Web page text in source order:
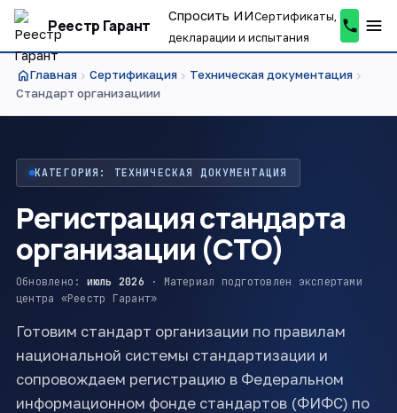
Реестр Гарант
Спросить ИИСертификаты,
декларации и испытания
homeГлавная chevron_right Сертификация chevron_right Техническая документация chevron_right
Стандарт организациии
КАТЕГОРИЯ: ТЕХНИЧЕСКАЯ ДОКУМЕНТАЦИЯ
Регистрация стандарта
организации (СТО)
Обновлено: июль 2026 · Материал подготовлен экспертами
центра «Реестр Гарант»
Готовим стандарт организации по правилам
национальной системы стандартизации и
сопровождаем регистрацию в Федеральном
информационном фонде стандартов (ФИФС) по